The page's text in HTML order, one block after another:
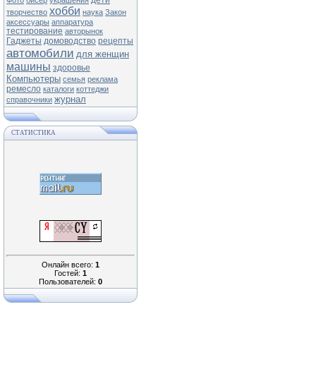
творчество хобби наука Закон
аксессуары аппаратура
тестирование авторынок
Гаджеты домоводство рецепты
автомобили для женщин
машины здоровье
Компьютеры семья реклама
ремесло каталоги коттеджи
справочники журнал
СТАТИСТИКА
Онлайн всего: 1
Гостей: 1
Пользователей: 0